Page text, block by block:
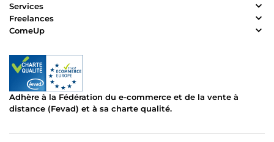
Services
Freelances
ComeUp
Adhère à la Fédération du e-commerce et de la vente à
distance (Fevad) et à sa charte qualité.